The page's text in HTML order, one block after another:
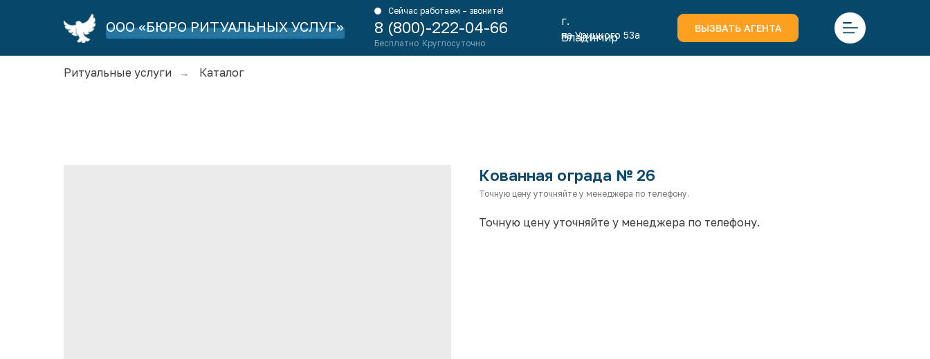
8 (800)-222-04-66
Бесплатно Круглосуточно
Сейчас работаем – звоните!
ООО «БЮРО РИТУАЛЬНЫХ УСЛУГ»
г.
Владимир
на Урицкого 53а
ВЫЗВАТЬ АГЕНТА
Ритуальные услуги → Каталог
Кованная ограда № 26
Точную цену уточняйте у менеджера по телефону.
Точную цену уточняйте у менеджера по телефону.